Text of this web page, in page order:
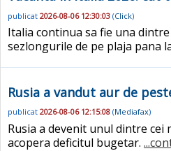
publicat 2026-08-06 12:30:03 (Click)
Italia continua sa fie una
sezlongurile de pe plaja pana
Rusia a vandut aur de
publicat 2026-08-06 12:15:08 (Mediafax)
Rusia a devenit unul dintre
acopera deficitul bugetar.